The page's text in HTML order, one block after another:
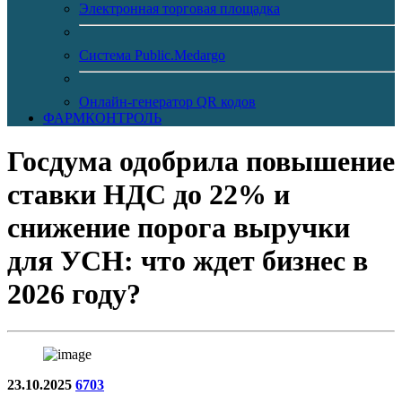
Электронная торговая площадка
Система Public.Medargo
Онлайн-генератор QR кодов
ФАРМКОНТРОЛЬ
Госдума одобрила повышение
ставки НДС до 22% и
снижение порога выручки
для УСН: что ждет бизнес в
2026 году?
23.10.2025 6703